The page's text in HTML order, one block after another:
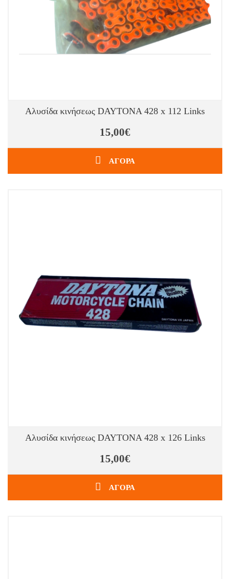
Αλυσίδα κινήσεως DAYTONA 428 x 112 Links
15,00€
ΑΓΟΡΑ
Αλυσίδα κινήσεως DAYTONA 428 x 126 Links
15,00€
ΑΓΟΡΑ